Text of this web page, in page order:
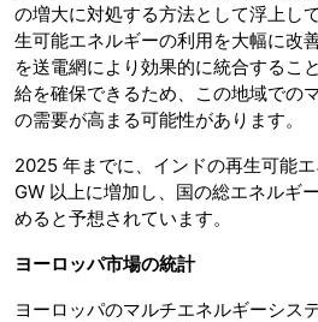
の増大に対処する方法として浮上し
生可能エネルギーの利用を大幅に改
を送電網により効果的に統合するこ
給を確保できるため、この地域での
の需要が高まる可能性があります。
2025 年までに、インドの再生可能
GW 以上に増加し、国の総エネルギ
めると予想されています。
ヨーロッパ市場の統計
ヨーロッパのマルチエネルギーシス